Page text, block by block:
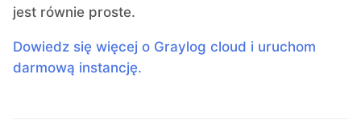
jest równie proste.
Dowiedz się więcej o Graylog cloud i uruchom
darmową instancję.